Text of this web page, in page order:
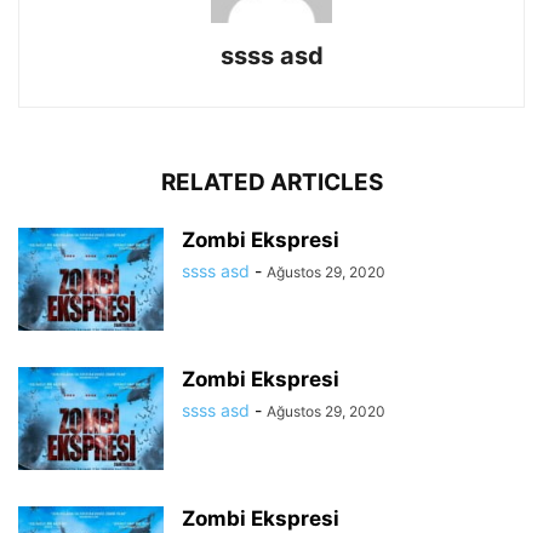
ssss asd
RELATED ARTICLES
Zombi Ekspresi
ssss asd - Ağustos 29, 2020
Zombi Ekspresi
ssss asd - Ağustos 29, 2020
Zombi Ekspresi